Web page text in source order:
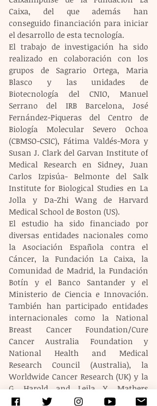
Caixa, del que además han
conseguido financiación para iniciar
el desarrollo de esta tecnología.
El trabajo de investigación ha sido
realizado en colaboración con los
grupos de Sagrario Ortega, Maria
Blasco y las unidades de
Biotecnología del CNIO, Manuel
Serrano del IRB Barcelona, José
Fernández-Piqueras del Centro de
Biología Molecular Severo Ochoa
(CBMSO-CSIC), Fátima Valdés-Mora y
Susan J. Clark del Garvan Institute of
Medical Research en Sidney, Juan
Carlos Izpisúa- Belmonte del Salk
Institute for Biological Studies en La
Jolla y Da-Zhi Wang de Harvard
Medical School de Boston (US).
El estudio ha sido financiado por
diversas entidades nacionales como
la Asociación Española contra el
Cáncer, la Fundación La Caixa, la
Comunidad de Madrid, la Fundación
Botín y el Banco Santander y el
Ministerio de Ciencia e Innovación.
También han participado entidades
internacionales como la National
Breast Cancer Foundation/Cure
Cancer Australia Foundation y
National Health and Medical
Research Council (Australia), la
Worldwide Cancer Research (UK) y la
G. Harold and Leila Y. Mathers
Charitable Foundation.